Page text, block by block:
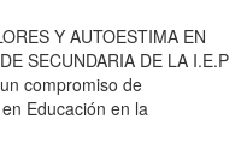
Y AUTOESTIMA EN
SECUNDARIA DE LA I.E.P
compromiso de
Educación en la